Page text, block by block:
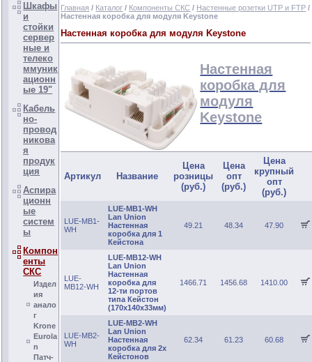
Шкафы
и
стойки
сервер
ные и
телеко
ммуник
ационн
ые 19"
Кабель
но-
провод
никова
я
продук
ция
Аспира
ционн
ые
систем
ы
Компон
енты
СКС
Издел
ия
анало
г
Krone
Eurola
n
Патч-
Главная / Каталог / Компоненты СКС / Настенные розетки UTP и FTP /
Настенная коробка для модуля Keystone
Настенная коробка для модуля Keystone
Настенная
коробка для
модуля
Keystone
Артикул Название
Цена
розницы
(руб.)
Цена
опт
(руб.)
Цена
крупный
опт
(руб.)
LUE-MB1-
WH
LUE-MB1-WH
Lan Union
Настенная
коробка для 1
Кейстона
49.21 48.34 47.90
LUE-
MB12-WH
LUE-MB12-WH
Lan Union
Настенная
коробка для
12-ти портов
типа Кейстон
(170х140х33мм)
1466.71 1456.68 1410.00
LUE-MB2-
WH
LUE-MB2-WH
Lan Union
Настенная
коробка для 2х
Кейстонов
62.34 61.23 60.68